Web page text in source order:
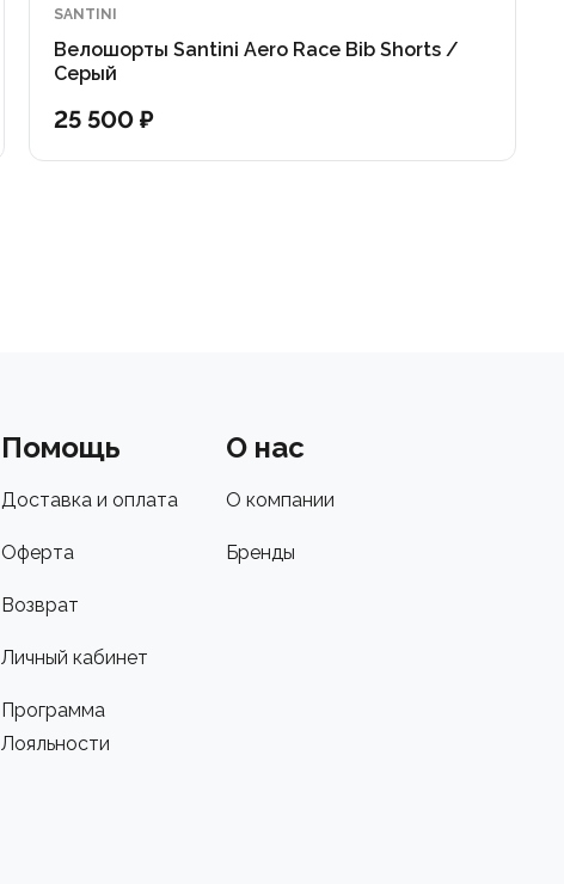
SANTINI
Велошорты Santini Aero Race Bib Shorts /
Серый
25 500 ₽
Помощь
Доставка и оплата
Оферта
Возврат
Личный кабинет
Программа
Лояльности
О нас
О компании
Бренды